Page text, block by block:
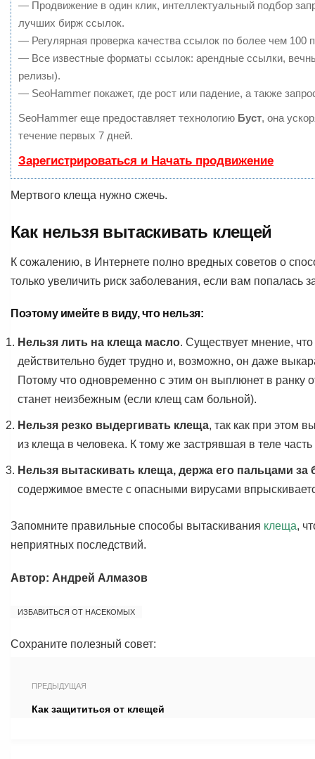
— Продвижение в один клик, интеллектуальный подбор
лучших бирж ссылок.
— Регулярная проверка качества ссылок по более чем 100
— Все известные форматы ссылок: арендные ссылки,
релизы).
— SeoHammer покажет, где рост или падение, а также
SeoHammer еще предоставляет технологию Буст, она
течение первых 7 дней.
Зарегистрироваться и Начать продвижение
Мертвого клеща нужно сжечь.
Как нельзя вытаскивать клещей
К сожалению, в Интернете полно вредных советов о
только увеличить риск заболевания, если вам попалась
Поэтому имейте в виду, что нельзя:
Нельзя лить на клеща масло. Существует мнение,
действительно будет трудно и, возможно, он даже
Потому что одновременно с этим он выплюнет в ранку
станет неизбежным (если клещ сам больной).
Нельзя резко выдергивать клеща, так как при этом
из клеща в человека. К тому же застрявшая в теле
Нельзя вытаскивать клеща, держа его пальцами
содержимое вместе с опасными вирусами
Запомните правильные способы вытаскивания клеща,
неприятных последствий.
Автор: Андрей Алмазов
ИЗБАВИТЬСЯ ОТ НАСЕКОМЫХ
Сохраните полезный совет:
ПРЕДЫДУЩАЯ
Как защититься от клещей